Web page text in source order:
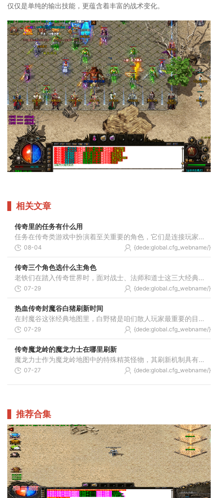
仅仅是单纯的输出技能，更蕴含着丰富的战术变化。
相关文章
传奇里的任务有什么用
任务在传奇类游戏中扮演着至关重要的角色，它们是连接玩家与游戏世界的纽带，通过完成任务玩家能够深入了解游戏机制和世界观。任务不仅是推动游戏进程的核心要素，更是玩家获
08-04 {dede:global.cfg_webname/}
传奇三个角色选什么主角色
老铁们在踏入传奇世界时，面对战士、法师和道士这三大经典职业，选择合适的定位决定了你的成长轨迹。战士凭借坚实的身躯与刚猛的物理输出立足于近身搏杀，法师运用自然元素释
07-29 {dede:global.cfg_webname/}
热血传奇封魔谷白猪刷新时间
在封魔谷这张经典地图里，白野猪是咱们散人玩家最重要的目标之一。这张地图里多个区域都会刷新白野猪，包括封魔殿、烈焰殿、雷霆之路、秘密通道、霸者大厅等地方。根据老玩家
07-29 {dede:global.cfg_webname/}
传奇魔龙岭的魔龙力士在哪里刷新
魔龙力士作为魔龙岭地图中的特殊精英怪物，其刷新机制具有一定的规律性。根据相关游戏资料记载，魔龙力士主要出现在魔龙岭地图的特定区域，其刷新与魔龙殿入口的开启存在密切
07-27 {dede:global.cfg_webname/}
推荐合集